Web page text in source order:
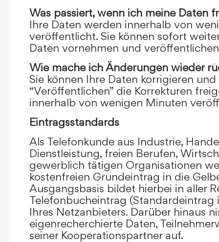
Was passiert, wenn ich meine Daten
Ihre Daten werden innerhalb von
veröffentlicht. Sie können sofort
Daten vornehmen und
Wie mache ich Änderungen wieder
Sie können Ihre Daten korrigieren
“Veröffentlichen” die Korrekturen
innerhalb von wenigen Minuten
Eintragsstandards
Als Telefonkunde aus Industrie,
Dienstleistung, freien Berufen,
gewerblich tätigen Organisationen
kostenfreien Grundeintrag in die
Ausgangsbasis bildet hierbei in aller
Telefonbucheintrag (Standardeintrag
Ihres Netzanbieters. Darüber hinaus
eigenrecherchierte Daten,
seiner Kooperationspartner auf.